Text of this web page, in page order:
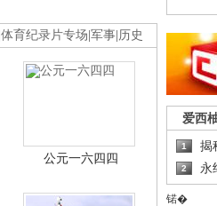
体育纪录片专场 军事 历史
公元一六四四
爱西
1 揭
2 永
锘�